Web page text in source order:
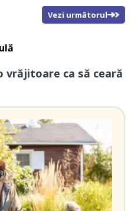
Vezi următorul
vrăjitoare ca să ceară